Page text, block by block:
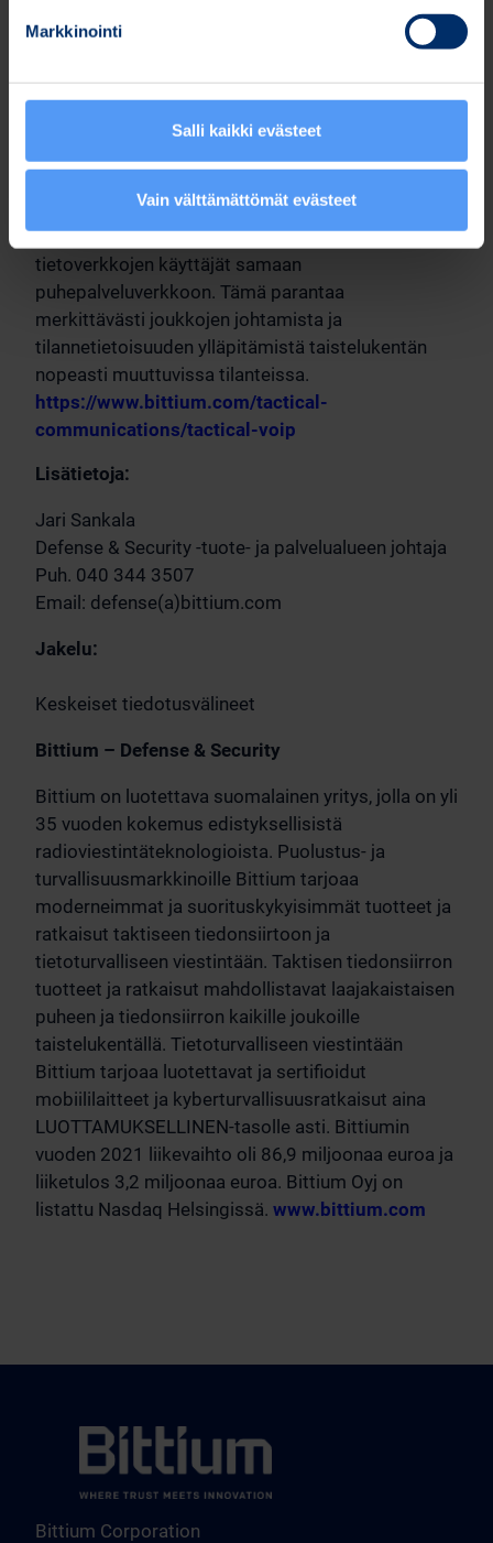
Markkinointi
Salli kaikki evästeet
Vain välttämättömät evästeet
integroitavissa olemassa olevaan IP-
Tactical Wireless IP Network™ (TAC WIN) -
ohjelmistoradiojärjestelmän kanssa. Bittium Tough
nopeasti verkon rakenteen muutoksiin ja yhdistää
sekä kiinteiden että taktisten langattomien
tietoverkkojen käyttäjät samaan
puhepalveluverkkoon. Tämä parantaa
merkittävästi joukkojen johtamista ja
tilannetietoisuuden ylläpitämistä taistelukentän
nopeasti muuttuvissa tilanteissa.
https://www.bittium.com/tactical-
communications/tactical-voip
Lisätietoja:
Jari Sankala
Defense & Security -tuote- ja palvelualueen johtaja
Puh. 040 344 3507
Email: defense(a)bittium.com
Jakelu:
Keskeiset tiedotusvälineet
Bittium – Defense & Security
Bittium on luotettava suomalainen yritys, jolla on yli
35 vuoden kokemus edistyksellisistä
radioviestintäteknologioista. Puolustus- ja
turvallisuusmarkkinoille Bittium tarjoaa
moderneimmat ja suorituskykyisimmät tuotteet ja
ratkaisut taktiseen tiedonsiirtoon ja
tietoturvalliseen viestintään. Taktisen tiedonsiirron
tuotteet ja ratkaisut mahdollistavat laajakaistaisen
puheen ja tiedonsiirron kaikille joukoille
taistelukentällä. Tietoturvalliseen viestintään
Bittium tarjoaa luotettavat ja sertifioidut
mobiililaitteet ja kyberturvallisuusratkaisut aina
LUOTTAMUKSELLINEN-tasolle asti. Bittiumin
vuoden 2021 liikevaihto oli 86,9 miljoonaa euroa ja
liiketulos 3,2 miljoonaa euroa. Bittium Oyj on
listattu Nasdaq Helsingissä. www.bittium.com
Bittium Corporation